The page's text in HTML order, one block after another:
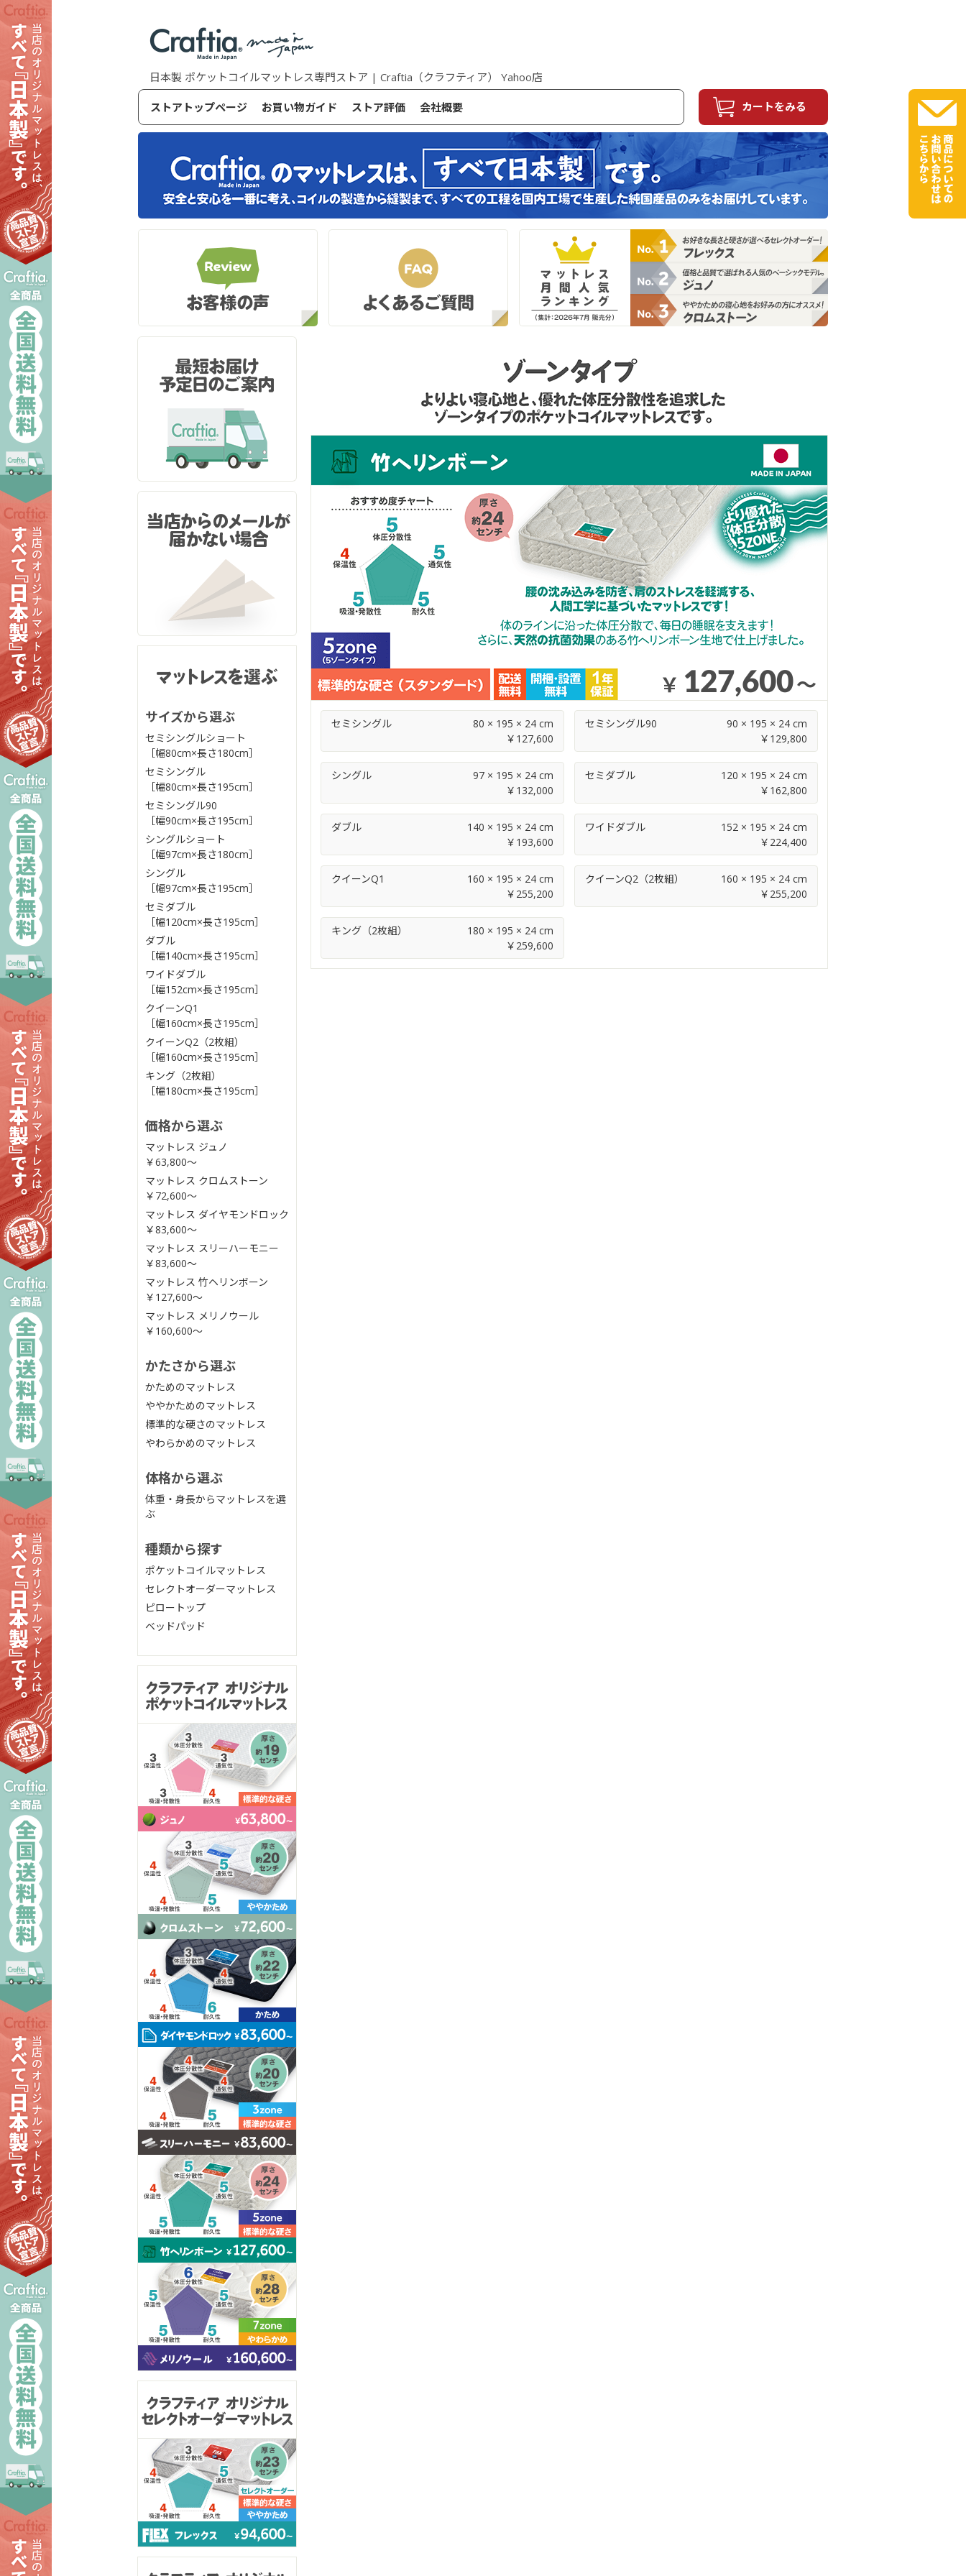
日本製 ポケットコイルマットレス専門ストア | Craftia（クラフティア） Yahoo店
ストアトップページ お買い物ガイド ストア評価 会社概要 カートをみる
サイズから選ぶ
セミシングルショート
［幅80cm×長さ180cm］
セミシングル
［幅80cm×長さ195cm］
セミシングル90
［幅90cm×長さ195cm］
シングルショート
［幅97cm×長さ180cm］
シングル
［幅97cm×長さ195cm］
セミダブル
［幅120cm×長さ195cm］
ダブル
［幅140cm×長さ195cm］
ワイドダブル
［幅152cm×長さ195cm］
クイーンQ1
［幅160cm×長さ195cm］
クイーンQ2（2枚組）
［幅160cm×長さ195cm］
キング（2枚組）
［幅180cm×長さ195cm］
価格から選ぶ
マットレス ジュノ
￥63,800〜
マットレス クロムストーン
￥72,600〜
マットレス ダイヤモンドロック
￥83,600〜
マットレス スリーハーモニー
￥83,600〜
マットレス 竹ヘリンボーン
￥127,600〜
マットレス メリノウール
￥160,600〜
かたさから選ぶ
かためのマットレス
ややかためのマットレス
標準的な硬さのマットレス
やわらかめのマットレス
体格から選ぶ
体重・身長からマットレスを選
ぶ
種類から探す
ポケットコイルマットレス
セレクトオーダーマットレス
ピロートップ
ベッドパッド
￥ ～
セミシングル
80 × 195 × 24 cm
￥
セミシングル90
90 × 195 × 24 cm
￥
シングル
97 × 195 × 24 cm
￥
セミダブル
120 × 195 × 24 cm
￥
ダブル
140 × 195 × 24 cm
￥
ワイドダブル
152 × 195 × 24 cm
￥
クイーンQ1
160 × 195 × 24 cm
￥
クイーンQ2（2枚組）
160 × 195 × 24 cm
￥
キング（2枚組）
180 × 195 × 24 cm
￥